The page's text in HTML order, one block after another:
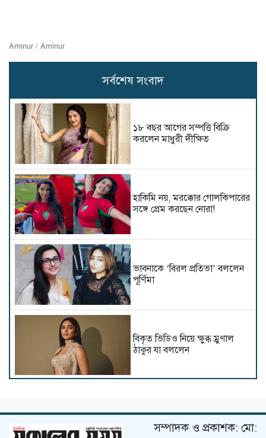
Aminur / Aminur
সর্বশেষ সংবাদ
১৮ বছর আগের সম্পত্তি বিক্রি
করলেন মাধুরী দীক্ষিত
হাকিমি নয়, মরক্কোর গোলকিপারের
সঙ্গে প্রেম করছেন নোরা!
ভাবনাকে ‘বিরল প্রতিভা’ বললেন
পূর্ণিমা
বিকৃত ভিডিও নিয়ে ক্ষুব্ধ ম্রুণাল
ঠাকুর যা বললেন
বিপাকে ভূমি পেডনেকর
সম্পাদক ও প্রকাশক: মো: